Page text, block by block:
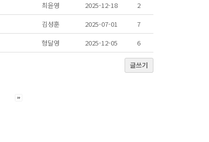
최윤영 2025-12-18
2
김성훈 2025-07-01
7
형달영 2025-12-05 6
글쓰기